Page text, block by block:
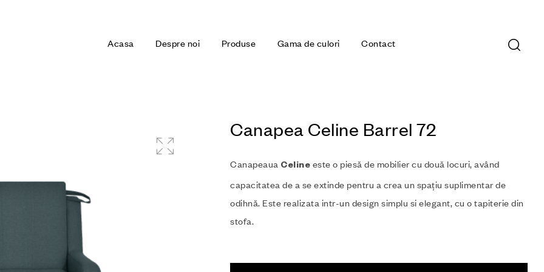
Acasa Despre noi Produse Gama de culori Contact
Canapea Celine Barrel 72
Canapeaua Celine este o piesă de mobilier cu două locuri, având
capacitatea de a se extinde pentru a crea un spațiu suplimentar de
odihnă. Este realizata intr-un design simplu si elegant, cu o tapiterie din
stofa.